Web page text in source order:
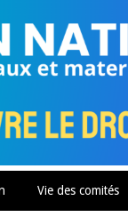
Vie des comités